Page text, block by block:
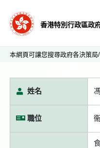
香港特別行政區政
本網頁可讓您搜尋政府各決策
姓名
職位